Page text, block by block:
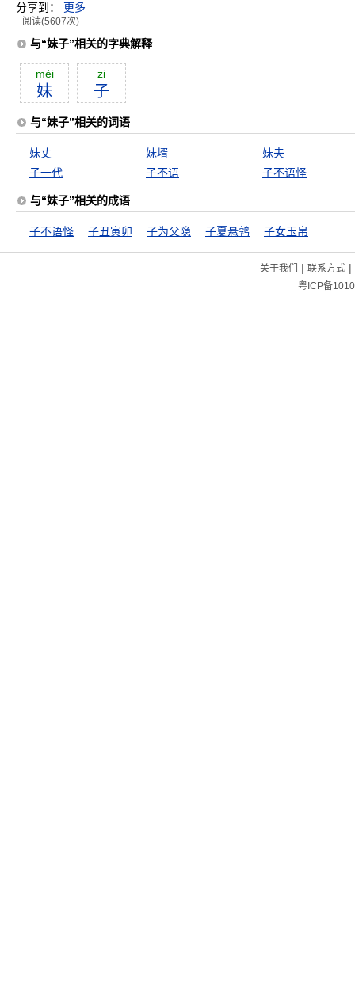
分享到： 更多
阅读(5607次)
与“妹子”相关的字典解释
mèi
妹
zi
子
与“妹子”相关的词语
妹丈 妹壻
妹夫
子一代
子不语 子不语怪
与“妹子”相关的成语
子不语怪 子丑寅卯 子为父隐 子夏悬鹑 子女玉帛
关于我们 | 联系方式|
粤ICP备